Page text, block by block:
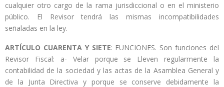
cualquier otro cargo de la rama jurisdiccional o en el ministerio
público. El Revisor tendrá las mismas incompatibilidades
señaladas en la ley.
ARTÍCULO CUARENTA Y SIETE: FUNCIONES. Son funciones del
Revisor Fiscal: a- Velar porque se Lleven regularmente la
contabilidad de la sociedad y las actas de la Asamblea General y
de la Junta Directiva y porque se conserve debidamente la